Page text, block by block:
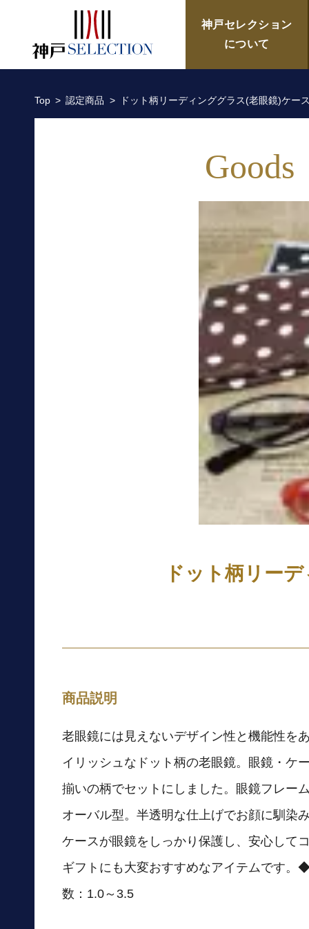
ドット柄リーディンググラ
神戸セレクション
について
Top 認定商品 ドット柄リーディンググラス(老眼鏡)ケー
Goods
ドット柄リー
商品説明
老眼鏡には見えないデザイン性と機能性を
イリッシュなドット柄の老眼鏡。眼鏡・ケ
揃いの柄でセットにしました。眼鏡フレー
オーバル型。半透明な仕上げでお顔に馴染
ケースが眼鏡をしっかり保護し、安心して
ギフトにも大変おすすめなアイテムです
数：1.0～3.5